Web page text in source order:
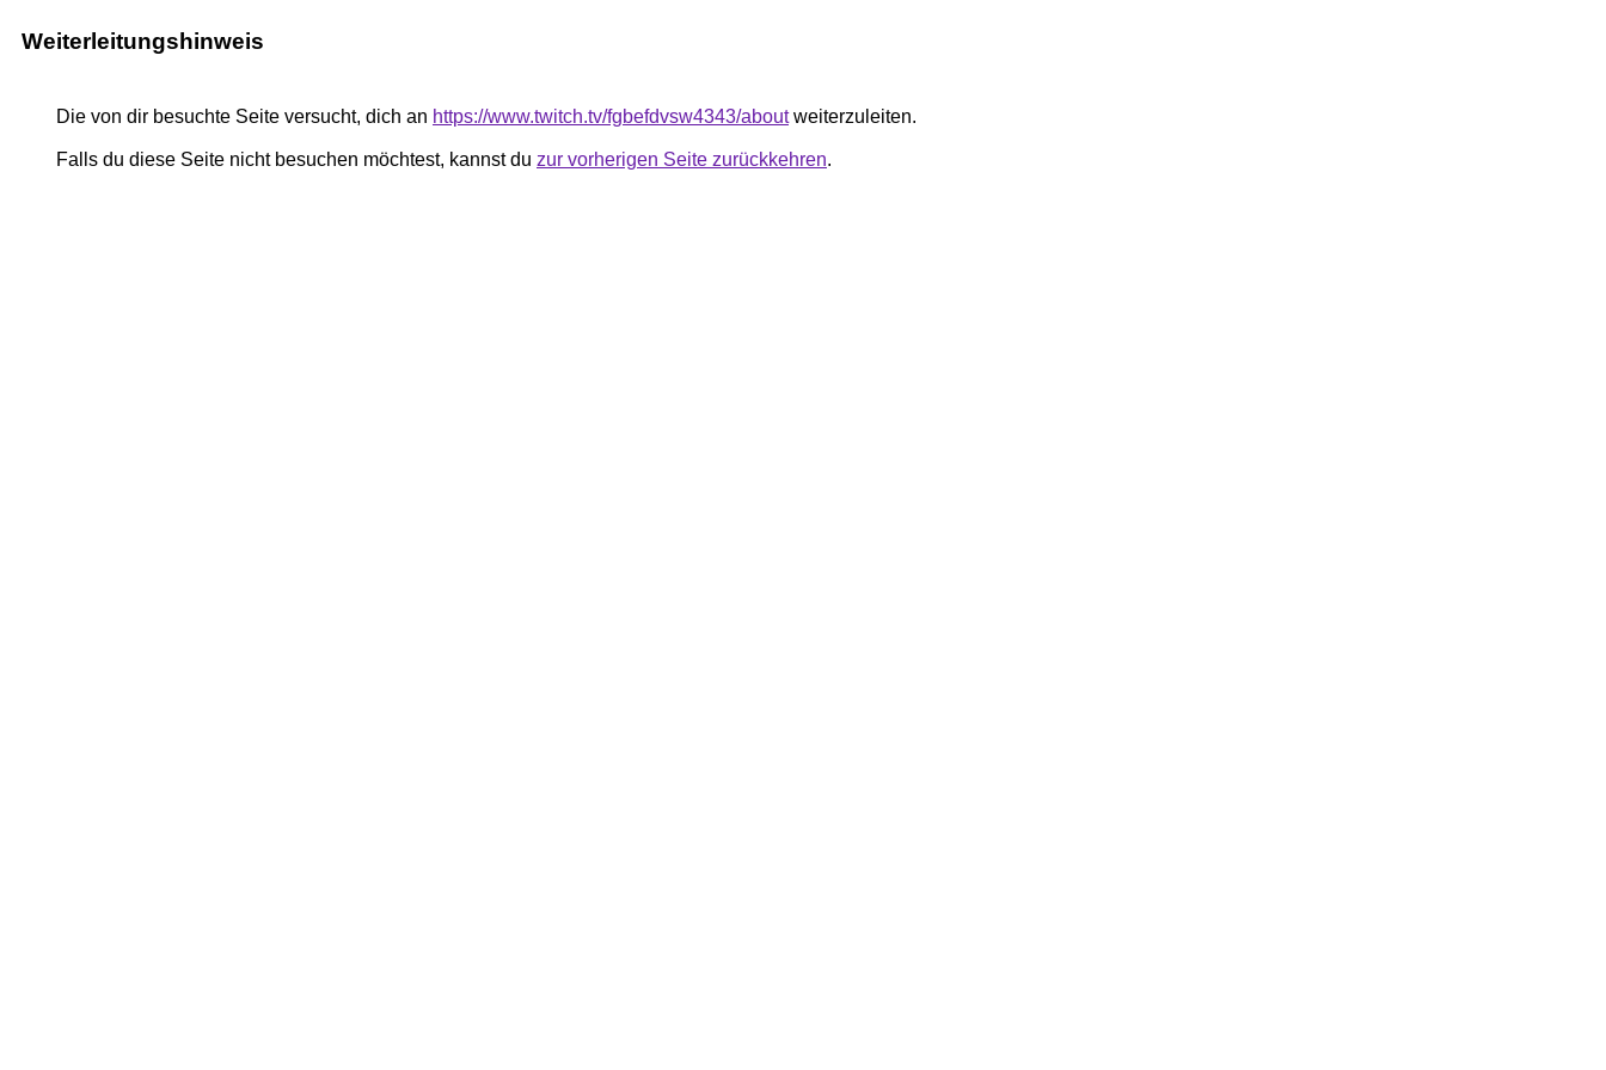
Weiterleitungshinweis
Die von dir besuchte Seite versucht, dich an https://www.twitch.tv/fgbefdvsw4343/aboutweiterzuleiten.
Falls du diese Seite nicht besuchen möchtest, kannst du zur vorherigen Seite zurückkehren.